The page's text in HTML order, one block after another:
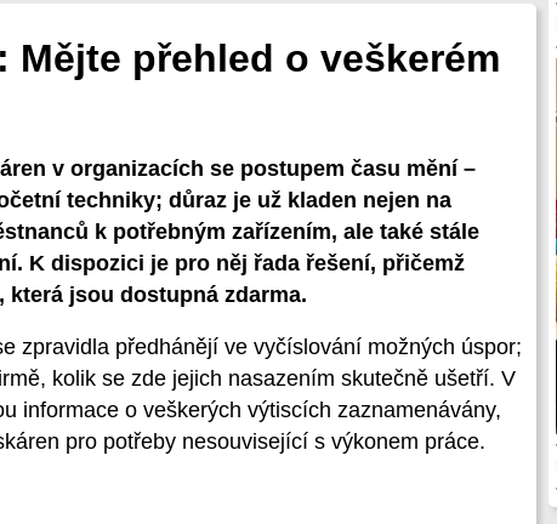
přehled o veškerém
v organizacích se postupem času mění –
techniky; důraz je už kladen nejen na
k potřebným zařízením, ale také stále
K dispozici je pro něj řada řešení, přičemž
jsou dostupná zdarma.
zpravidla předhánějí ve vyčíslování možných úspor;
kolik se zde jejich nasazením skutečně ušetří. V
informace o veškerých výtiscích zaznamenávány,
pro potřeby nesouvisející s výkonem práce.